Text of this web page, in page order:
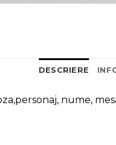
DESCRIERE
nume,